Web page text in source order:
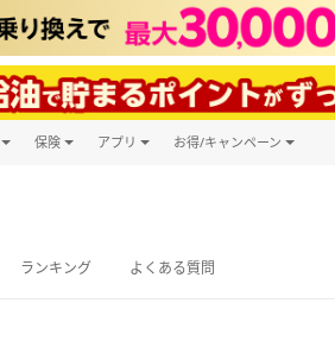
保険 アプリ お得/キャンペーン
ランキング よくある質問